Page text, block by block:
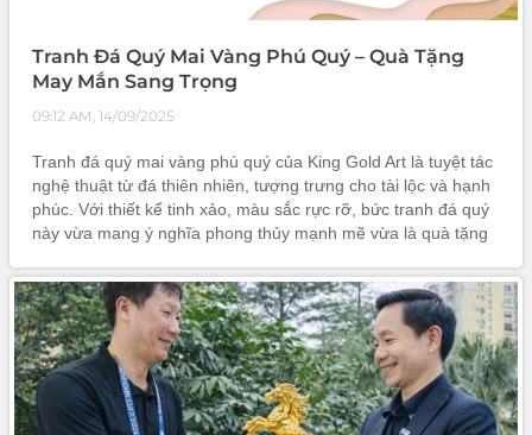
Tranh Đá Quý Mai Vàng Phú Quý – Quà Tặng
May Mắn Sang Trọng
09:12 AM, 14/09/2025
Tranh đá quý mai vàng phú quý của King Gold Art là tuyệt tác
nghệ thuật từ đá thiên nhiên, tượng trưng cho tài lộc và hạnh
phúc. Với thiết kế tinh xảo, màu sắc rực rỡ, bức tranh đá quý
này vừa mang ý nghĩa phong thủy mạnh mẽ vừa là quà tặng